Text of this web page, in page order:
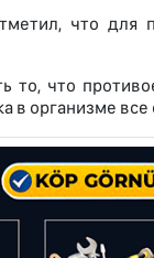
что
что
в организме